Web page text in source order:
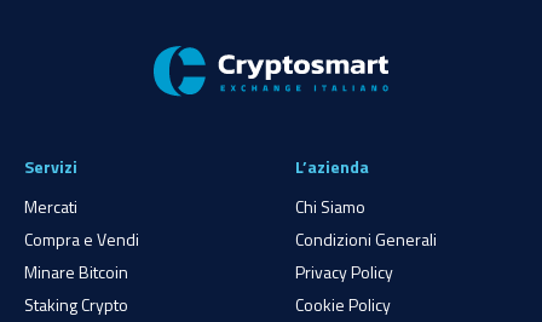
Servizi
Mercati
Compra e Vendi
Minare Bitcoin
Staking Crypto
L’azienda
Chi Siamo
Condizioni Generali
Privacy Policy
Cookie Policy